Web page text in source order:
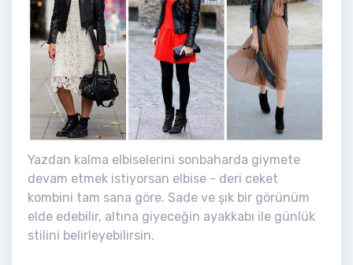
Yazdan kalma elbiselerini sonbaharda giymete
devam etmek istiyorsan elbise - deri ceket
kombini tam sana göre. Sade ve şık bir görünüm
elde edebilir, altına giyeceğin ayakkabı ile günlük
stilini belirleyebilirsin.